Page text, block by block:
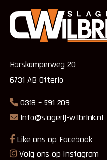
Harskamperweg 20
6731 AB Otterlo
0318 – 591 209
info@slagerij-wilbrink.nl
Like ons op Facebook
Volg ons op Instagram